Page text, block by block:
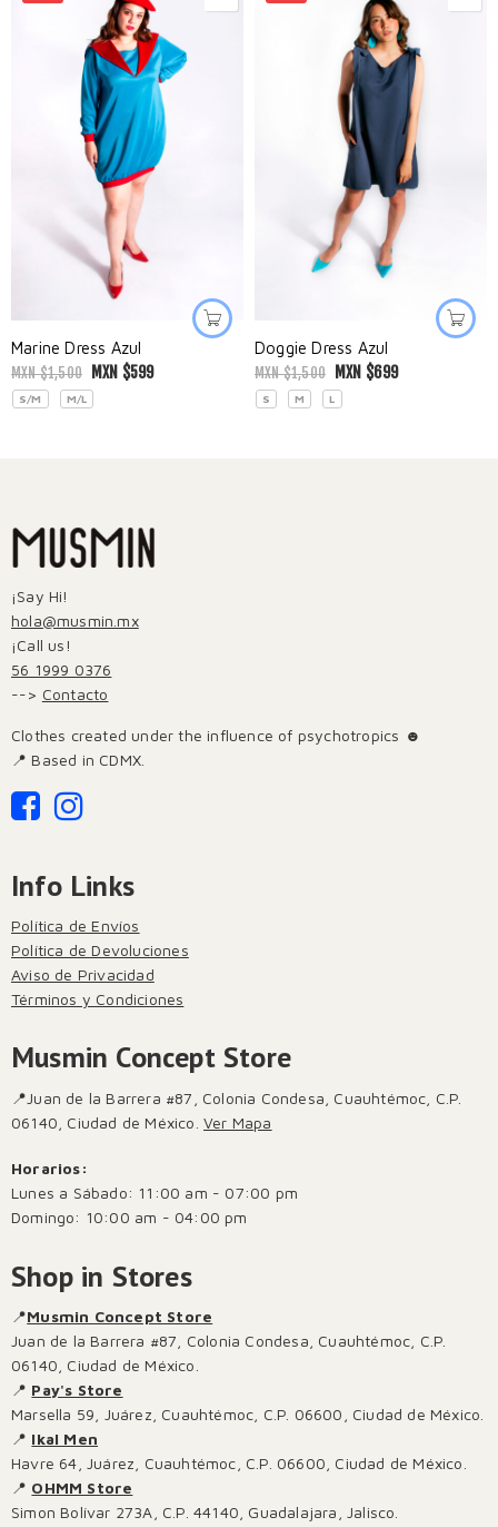
Marine Dress Azul
MXN $1,500 MXN $599
S/M M/L
Doggie Dress Azul
MXN $1,500 MXN $699
S M L
¡Say Hi!
hola@musmin.mx
¡Call us!
56 1999 0376
--> Contacto
Clothes created under the influence of psychotropics ☻
📍 Based in CDMX.
Info Links
Política de Envíos
Política de Devoluciones
Aviso de Privacidad
Términos y Condiciones
Musmin Concept Store
📍Juan de la Barrera #87, Colonia Condesa, Cuauhtémoc, C.P.
06140, Ciudad de México. Ver Mapa
Horarios:
Lunes a Sábado: 11:00 am - 07:00 pm
Domingo: 10:00 am - 04:00 pm
Shop in Stores
📍Musmin Concept Store
Juan de la Barrera #87, Colonia Condesa, Cuauhtémoc, C.P.
06140, Ciudad de México.
📍 Pay's Store
Marsella 59, Juárez, Cuauhtémoc, C.P. 06600, Ciudad de México.
📍 Ikal Men
Havre 64, Juárez, Cuauhtémoc, C.P. 06600, Ciudad de México.
📍 OHMM Store
Simon Bolívar 273A, C.P. 44140, Guadalajara, Jalisco.